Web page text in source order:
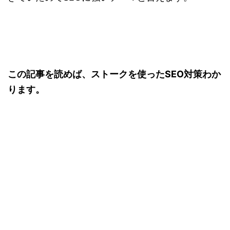
この記事を読めば、ストークを使ったSEO対策わか
ります。